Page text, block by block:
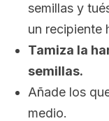
semillas y
un recipiente
Tamiza la
semillas.
Añade los
medio.